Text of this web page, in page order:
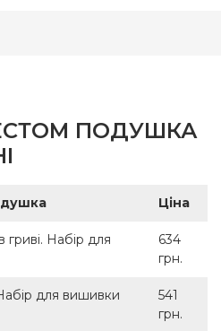
ПОДУШКА
Ціна
Набір для
634
грн.
для вишивки
541
грн.